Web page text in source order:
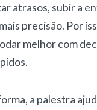
atrasos, subir a
precisão. Por
melhor com
a palestra